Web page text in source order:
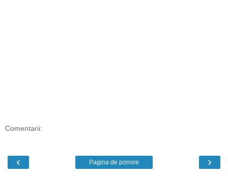
Comentarii:
‹ ›
Pagina de pornire